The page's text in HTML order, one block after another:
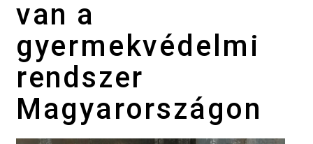
van a
gyermekvédelmi
rendszer
Magyarországon